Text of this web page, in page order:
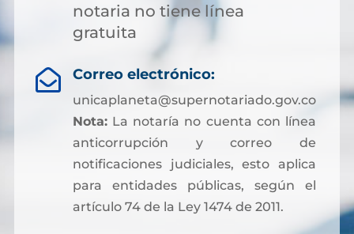
notaria no tiene línea
gratuita
 Correo electrónico:
unicaplaneta@supernotariado.gov.co
Nota:La notaría no cuenta con línea
anticorrupción y correo de
notificaciones judiciales, esto aplica
para entidades públicas, según el
artículo 74 de la Ley 1474 de 2011.